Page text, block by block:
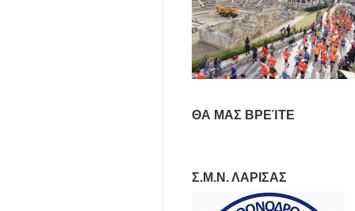
ΘΑ ΜΑΣ ΒΡΕΊΤΕ
Σ.Μ.Ν. ΛΑΡΙΣΑΣ